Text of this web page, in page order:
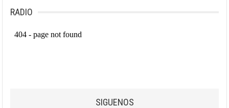
RADIO
SIGUENOS